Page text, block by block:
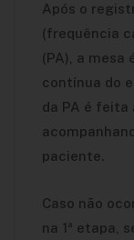
Após o
(frequência
(PA), a mesa
contínua do
da PA é feita
paciente.
Caso não
na 1ª etapa,